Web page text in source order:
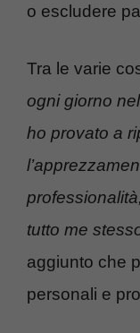
o escludere
Tra le varie
ogni giorno
ho provato a
tutto me
aggiunto che
personali e